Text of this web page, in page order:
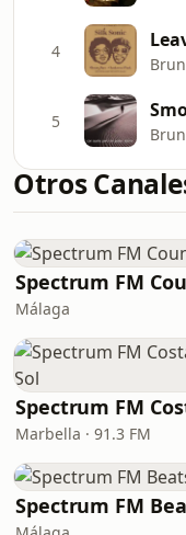
4
5
Otros
Spectrum FM
Málaga
Marbella · 91.3 FM
Spectrum FM